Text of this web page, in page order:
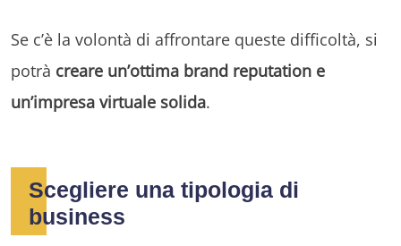
Se c’è la volontà di affrontare queste difficoltà, si
potrà creare un’ottima brand reputation e
un’impresa virtuale solida.
Scegliere una tipologia di
business